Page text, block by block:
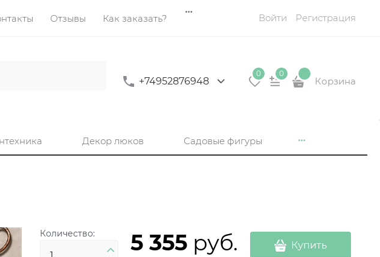
Отзывы Как заказать? Войти Регистрация
+74952876948
0 0
Корзина
Декор люков Садовые фигуры
Количество: 5 355 руб. Купить